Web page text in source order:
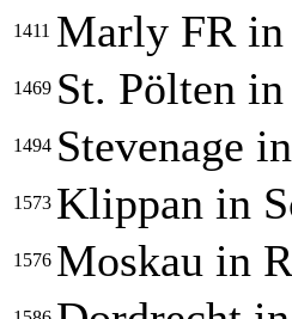
1411 Marly FR in
1469 St. Pölten
1494 Stevenage
1573 Klippan in
1576 Moskau in